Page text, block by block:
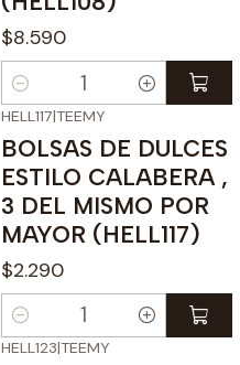
$8.590
Cantidad
HELL117|TEEMY
BOLSAS DE DULCES
ESTILO CALABERA ,
3 DEL MISMO POR
MAYOR (HELL117)
$2.290
Cantidad
HELL123|TEEMY